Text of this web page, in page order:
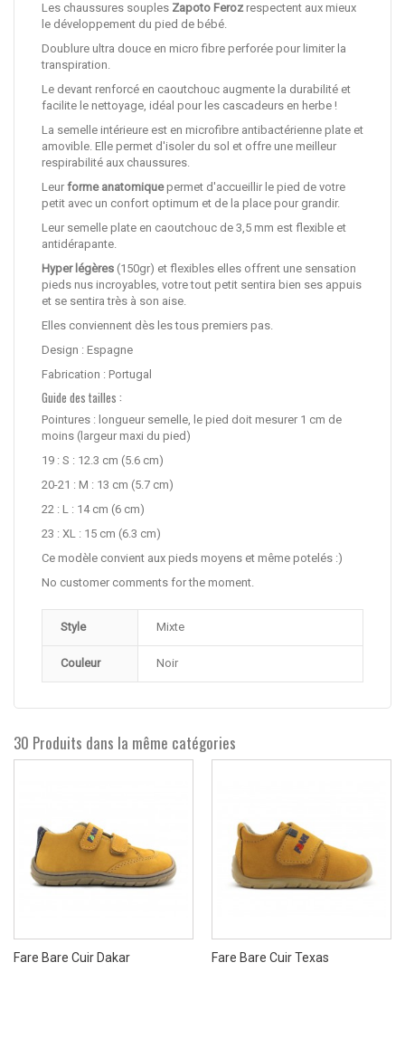
Les chaussures souples Zapoto Feroz respectent aux mieux
le développement du pied de bébé.
Doublure ultra douce en micro fibre perforée pour limiter la
transpiration.
Le devant renforcé en caoutchouc augmente la durabilité et
facilite le nettoyage, idéal pour les cascadeurs en herbe !
La semelle intérieure est en microfibre antibactérienne plate et
amovible. Elle permet d'isoler du sol et offre une meilleur
respirabilité aux chaussures.
Leur forme anatomiquepermet d'accueillir le pied de votre
petit avec un confort optimum et de la place pour grandir.
Leur semelle plate en caoutchouc de 3,5 mm est flexible et
antidérapante.
Hyper légères (150gr) et flexibles elles offrent une sensation
pieds nus incroyables, votre tout petit sentira bien ses appuis
et se sentira très à son aise.
Elles conviennent dès les tous premiers pas.
Design : Espagne
Fabrication : Portugal
Guide des tailles :
Pointures : longueur semelle, le pied doit mesurer 1 cm de
moins (largeur maxi du pied)
19 : S : 12.3 cm (5.6 cm)
20-21 : M : 13 cm (5.7 cm)
22 : L : 14 cm (6 cm)
23 : XL : 15 cm (6.3 cm)
Ce modèle convient aux pieds moyens et même potelés :)
No customer comments for the moment.
Style Mixte
Couleur Noir
30 Produits dans la même catégories
Fare Bare Cuir Dakar Fare Bare Cuir Texas